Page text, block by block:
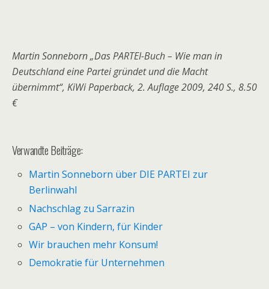
Martin Sonneborn „Das PARTEI-Buch – Wie man in
Deutschland eine Partei gründet und die Macht
übernimmt“, KiWi Paperback, 2. Auflage 2009, 240 S., 8.50
€
Verwandte Beiträge:
Martin Sonneborn über DIE PARTEI zur
Berlinwahl
Nachschlag zu Sarrazin
GAP – von Kindern, für Kinder
Wir brauchen mehr Konsum!
Demokratie für Unternehmen